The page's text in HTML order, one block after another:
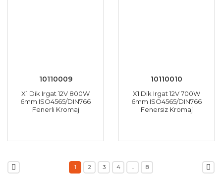
10110009
X1 Dik Irgat 12V 800W
6mm ISO4565/DIN766
Fenerli Kromaj
10110010
X1 Dik Irgat 12V 700W
6mm ISO4565/DIN766
Fenersiz Kromaj
1 2 3 4 .. 8